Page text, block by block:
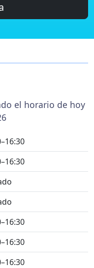
el horario de hoy